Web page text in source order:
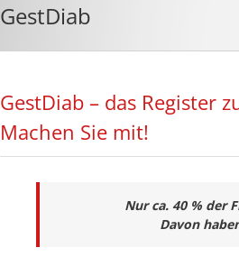
GestDiab
GestDiab – das Register
Machen Sie mit!
Nur ca. 40 % der
Davon